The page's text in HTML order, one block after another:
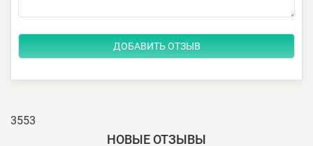
3553
НОВЫЕ ОТЗЫВЫ